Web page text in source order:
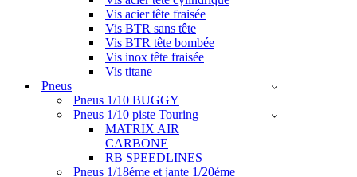
Vis acier tête fraisée
Vis BTR sans tête
Vis BTR tête bombée
Vis inox tête fraisée
Vis titane
Pneus
Pneus 1/10 BUGGY
Pneus 1/10 piste Touring
MATRIX AIR
CARBONE
RB SPEEDLINES
Pneus 1/18éme et jante 1/20éme